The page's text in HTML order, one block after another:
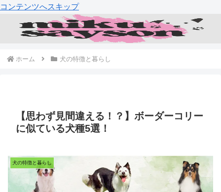
コンテンツへスキップ
ホーム 犬の特徴と暮らし
【思わず見間違える！？】ボーダーコリー
に似ている犬種5選！
犬の特徴と暮らし